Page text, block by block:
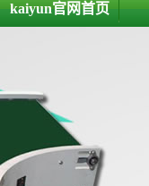
kaiyun官网首页